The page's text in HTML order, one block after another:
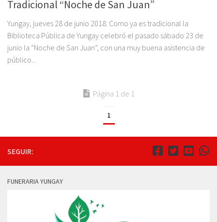
Tradicional “Noche de San Juan”
Yungay, jueves 28 de junio 2018: Como ya es tradicional la
Biblioteca Pública de Yungay celebró el pasado sábado 23 de
junio la “Noche de San Juan”, con una muy buena asistencia de
público...
Página 1 de 1
1
SEGUIR:
FUNERARIA YUNGAY